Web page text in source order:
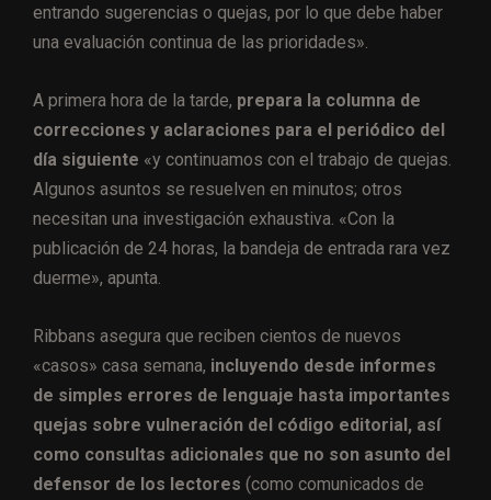
entrando sugerencias o quejas, por lo que debe haber
una evaluación continua de las prioridades».
A primera hora de la tarde, prepara la columna de
correcciones y aclaraciones para el periódico del
día siguiente «y continuamos con el trabajo de quejas.
Algunos asuntos se resuelven en minutos; otros
necesitan una investigación exhaustiva. «Con la
publicación de 24 horas, la bandeja de entrada rara vez
duerme», apunta.
Ribbans asegura que reciben cientos de nuevos
«casos» casa semana, incluyendo desde informes
de simples errores de lenguaje hasta importantes
quejas sobre vulneración del código editorial, así
como consultas adicionales que no son asunto del
defensor de los lectores (como comunicados de